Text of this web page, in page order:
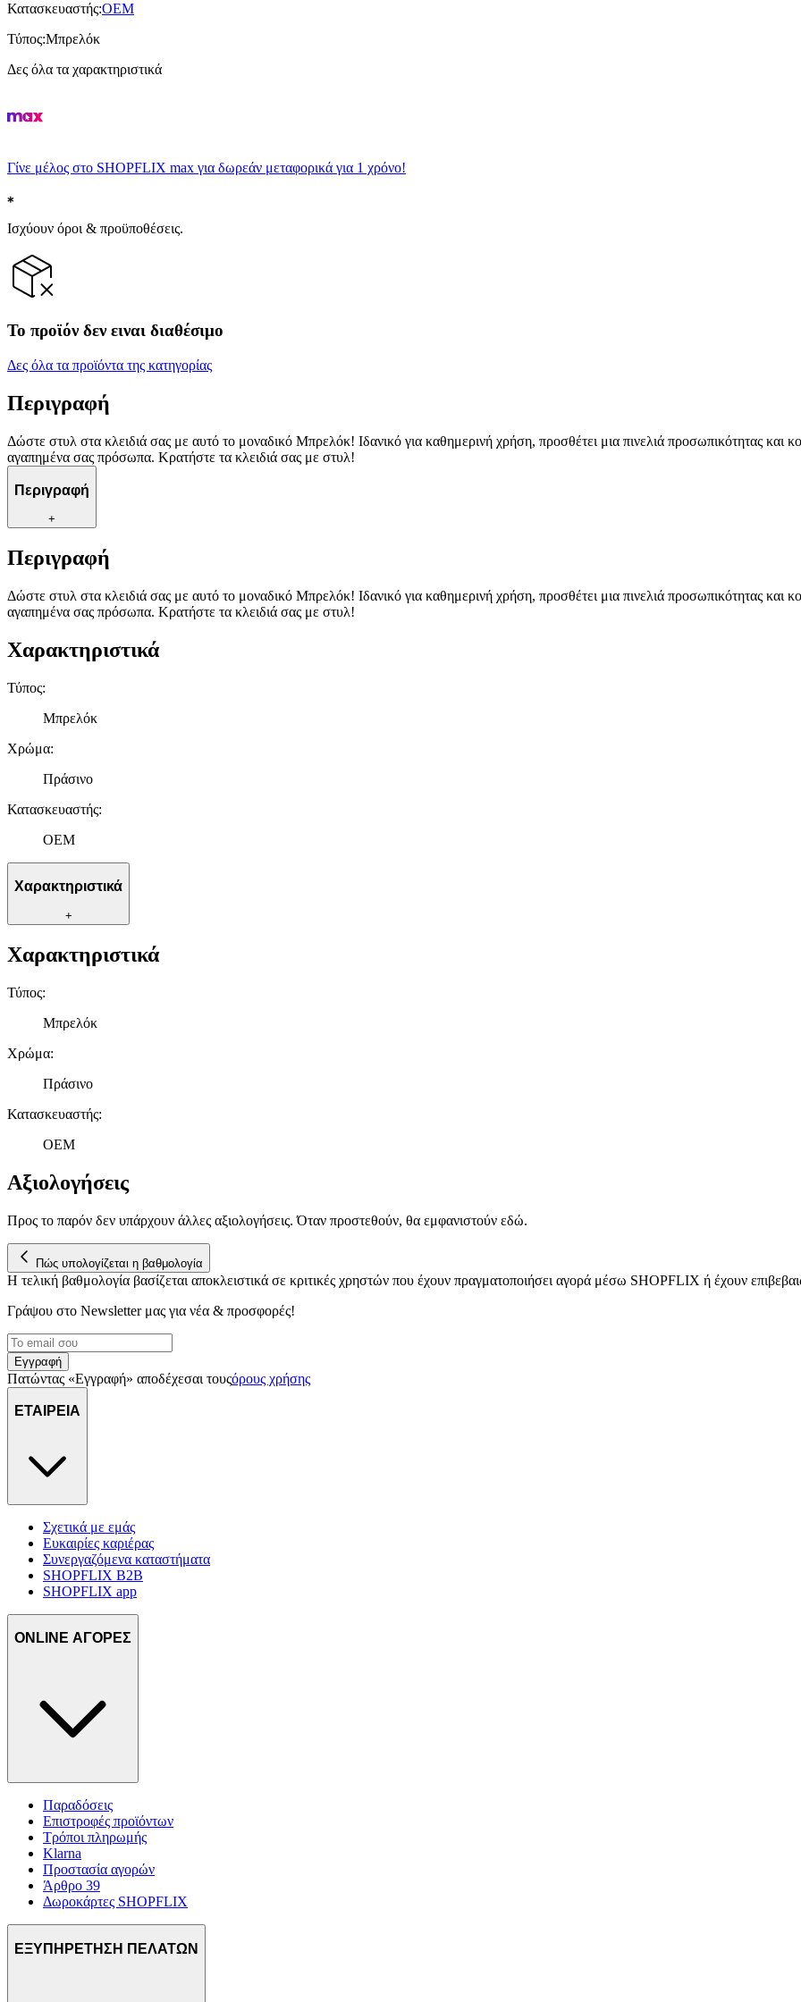
Κατασκευαστής:OEM
Τύπος:Μπρελόκ
Δες όλα τα χαρακτηριστικά
Γίνε μέλος στο SHOPFLIX max για δωρεάν μεταφορικά για 1 χρόνο!
Ισχύουν όροι & προϋποθέσεις.
Το προϊόν δεν ειναι διαθέσιμο
Δες όλα τα προϊόντα της κατηγορίας
Περιγραφή
Δώστε στυλ στα κλειδιά σας με αυτό το μοναδικό Μπρελόκ! Ιδανικό για καθημερινή χρήση, προσθέτει μια πινελιά προσωπικότητας και
αγαπημένα σας πρόσωπα. Κρατήστε τα κλειδιά σας με στυλ!
Περιγραφή
+
Περιγραφή
Δώστε στυλ στα κλειδιά σας με αυτό το μοναδικό Μπρελόκ! Ιδανικό για καθημερινή χρήση, προσθέτει μια πινελιά προσωπικότητας και
αγαπημένα σας πρόσωπα. Κρατήστε τα κλειδιά σας με στυλ!
Χαρακτηριστικά
Τύπος:
Μπρελόκ
Χρώμα:
Πράσινο
Κατασκευαστής:
OEM
Χαρακτηριστικά
+
Χαρακτηριστικά
Τύπος:
Μπρελόκ
Χρώμα:
Πράσινο
Κατασκευαστής:
OEM
Αξιολογήσεις
Προς το παρόν δεν υπάρχουν άλλες αξιολογήσεις. Όταν προστεθούν, θα εμφανιστούν εδώ.
Πώς υπολογίζεται η βαθμολογία
Η τελική βαθμολογία βασίζεται αποκλειστικά σε κριτικές χρηστών που έχουν πραγματοποιήσει αγορά μέσω SHOPFLIX ή έχουν
Γράψου στο Νewsletter μας για νέα & προσφορές!
Εγγραφή
Πατώντας «Εγγραφή» αποδέχεσαι τουςόρους χρήσης
ΕΤΑΙΡΕΙΑ
Σχετικά με εμάς
Ευκαιρίες καριέρας
Συνεργαζόμενα καταστήματα
SHOPFLIX B2B
SHOPFLIX app
ONLINE ΑΓΟΡΕΣ
Παραδόσεις
Επιστροφές προϊόντων
Τρόποι πληρωμής
Klarna
Προστασία αγορών
Άρθρο 39
Δωροκάρτες SHOPFLIX
ΕΞΥΠΗΡΕΤΗΣΗ ΠΕΛΑΤΩΝ